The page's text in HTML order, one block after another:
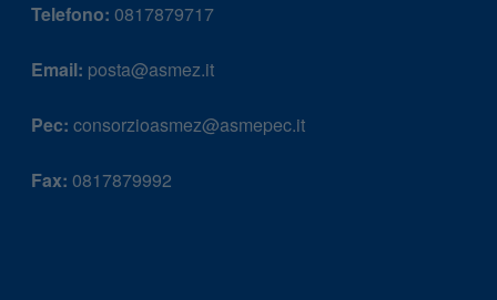
Telefono: 0817879717
Email: posta@asmez.it
Pec: consorzioasmez@asmepec.it
Fax: 0817879992